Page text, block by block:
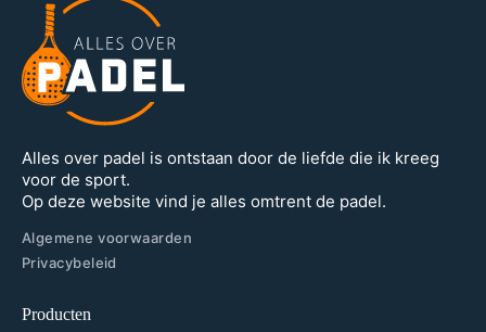
Alles over padel is ontstaan door de liefde die ik kreeg
voor de sport.
Op deze website vind je alles omtrent de padel.
Algemene voorwaarden
Privacybeleid
Producten